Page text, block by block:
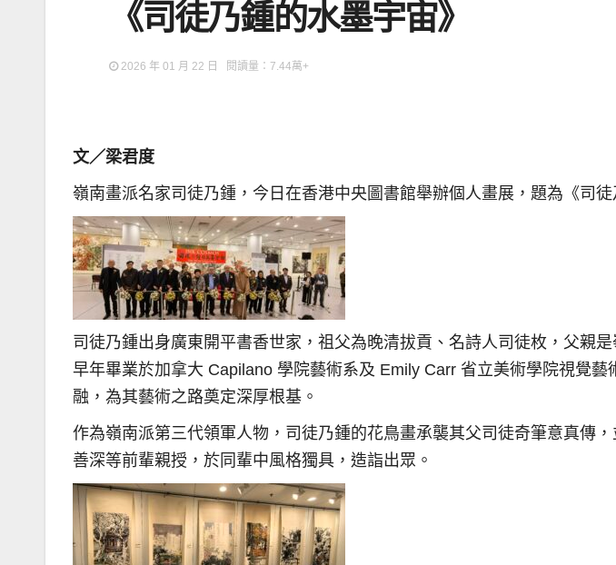
《司徒乃鍾的水墨宇宙》
2026 年 01 月 22 日 閱讀量：7.44萬+
文／梁君度
嶺南畫派名家司徒乃鍾，今日在香港中央圖書館舉辦個人畫展，題為《司徒
司徒乃鍾出身廣東開平書香世家，祖父為晚清拔貢、名詩人司徒枚，父親
早年畢業於加拿大 Capilano 學院藝術系及 Emily Carr 省立美術學院視覺
融，為其藝術之路奠定深厚根基。
作為嶺南派第三代領軍人物，司徒乃鍾的花鳥畫承襲其父司徒奇筆意真傳
善深等前輩親授，於同輩中風格獨具，造詣出眾。